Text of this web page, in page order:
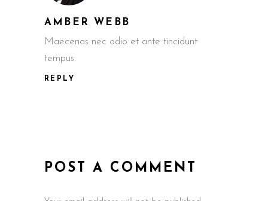
AMBER WEBB
Maecenas nec odio et ante tincidunt
tempus.
REPLY
POST A COMMENT